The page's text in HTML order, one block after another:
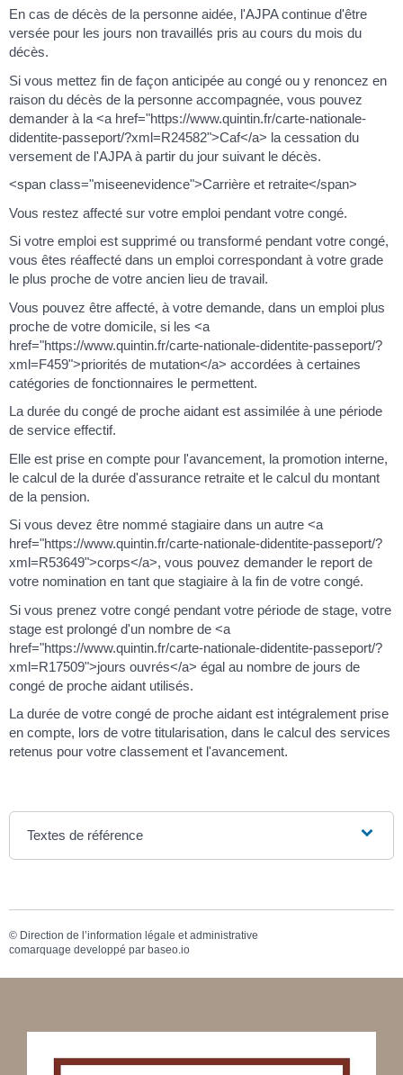
En cas de décès de la personne aidée, l'AJPA continue d'être
versée pour les jours non travaillés pris au cours du mois du
décès.
Si vous mettez fin de façon anticipée au congé ou y renoncez en
raison du décès de la personne accompagnée, vous pouvez
demander à la <a href="https://www.quintin.fr/carte-nationale-
didentite-passeport/?xml=R24582">Caf</a> la cessation du
versement de l'AJPA à partir du jour suivant le décès.
<span class="miseenevidence">Carrière et retraite</span>
Vous restez affecté sur votre emploi pendant votre congé.
Si votre emploi est supprimé ou transformé pendant votre congé,
vous êtes réaffecté dans un emploi correspondant à votre grade
le plus proche de votre ancien lieu de travail.
Vous pouvez être affecté, à votre demande, dans un emploi plus
proche de votre domicile, si les <a
href="https://www.quintin.fr/carte-nationale-didentite-passeport/?
xml=F459">priorités de mutation</a> accordées à certaines
catégories de fonctionnaires le permettent.
La durée du congé de proche aidant est assimilée à une période
de service effectif.
Elle est prise en compte pour l'avancement, la promotion interne,
le calcul de la durée d'assurance retraite et le calcul du montant
de la pension.
Si vous devez être nommé stagiaire dans un autre <a
href="https://www.quintin.fr/carte-nationale-didentite-passeport/?
xml=R53649">corps</a>, vous pouvez demander le report de
votre nomination en tant que stagiaire à la fin de votre congé.
Si vous prenez votre congé pendant votre période de stage, votre
stage est prolongé d'un nombre de <a
href="https://www.quintin.fr/carte-nationale-didentite-passeport/?
xml=R17509">jours ouvrés</a> égal au nombre de jours de
congé de proche aidant utilisés.
La durée de votre congé de proche aidant est intégralement prise
en compte, lors de votre titularisation, dans le calcul des services
retenus pour votre classement et l'avancement.
Textes de référence
© Direction de l’information légale et administrative
comarquage developpé par baseo.io